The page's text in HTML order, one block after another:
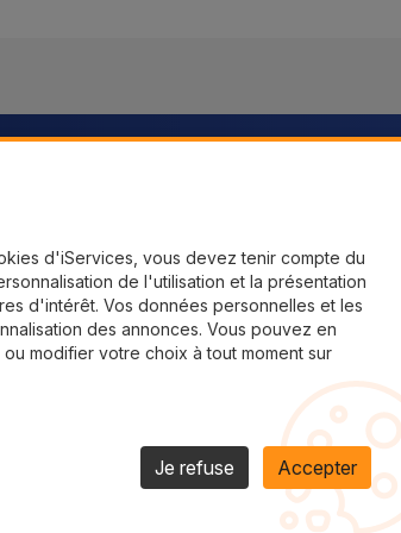
d'iServices, vous devez tenir compte du
de l'utilisation et la présentation
d'intérêt. Vos données personnelles et les
des annonces. Vous pouvez en
modifier votre choix à tout moment sur
Je refuse Accepter